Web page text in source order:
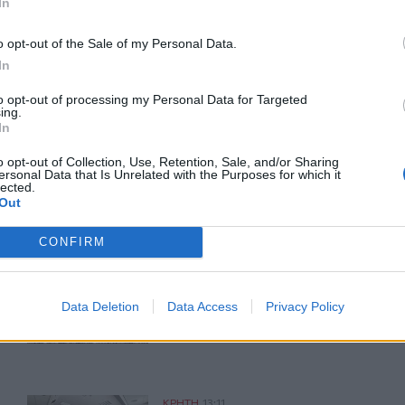
opt-out of the Sale of my Personal Data.
opt-out of processing my Personal Data for Targeted
opt-out of Collection, Use, Retention, Sale, and/or Sharing
Data that Is Unrelated with the Purposes for which it
CONFIRM
Data Deletion Data Access Privacy Policy
Καιρού
του CRETALIVE
ΕΊΔΗΣΗ
για φωτιά στα Νέα Ρούματα
της πυροσβεστικής για φωτιά στα Νέα Ρούματα
ΒΟΑΚ: Κλείνει την Τρίτη στον
ΒΟΑΚ: Κλείνει την Τρίτη στον
Ξηροπόταμο – Πώς θα γίνεται η
ΚΡΗΤΗ 13:11